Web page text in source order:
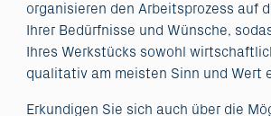
organisieren den Arbeitsprozess auf
Ihrer Bedürfnisse und Wünsche,
Ihres Werkstücks sowohl
qualitativ am meisten Sinn und Wert
Erkundigen Sie sich auch über die